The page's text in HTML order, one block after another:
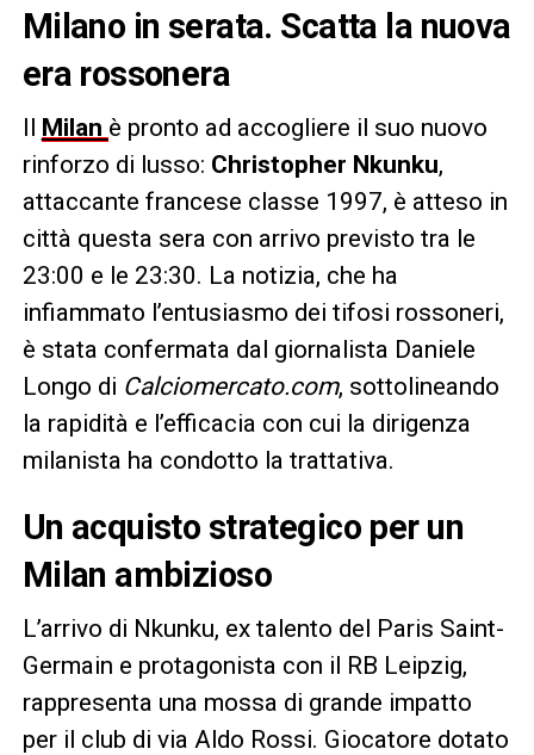
Milano in serata. Scatta la nuova
era rossonera
Il Milan è pronto ad accogliere il suo nuovo
rinforzo di lusso: Christopher Nkunku,
attaccante francese classe 1997, è atteso in
città questa sera con arrivo previsto tra le
23:00 e le 23:30. La notizia, che ha
infiammato l’entusiasmo dei tifosi rossoneri,
è stata confermata dal giornalista Daniele
Longo di Calciomercato.com, sottolineando
la rapidità e l’efficacia con cui la dirigenza
milanista ha condotto la trattativa.
Un acquisto strategico per un
Milan ambizioso
L’arrivo di Nkunku, ex talento del Paris Saint-
Germain e protagonista con il RB Leipzig,
rappresenta una mossa di grande impatto
per il club di via Aldo Rossi. Giocatore dotato